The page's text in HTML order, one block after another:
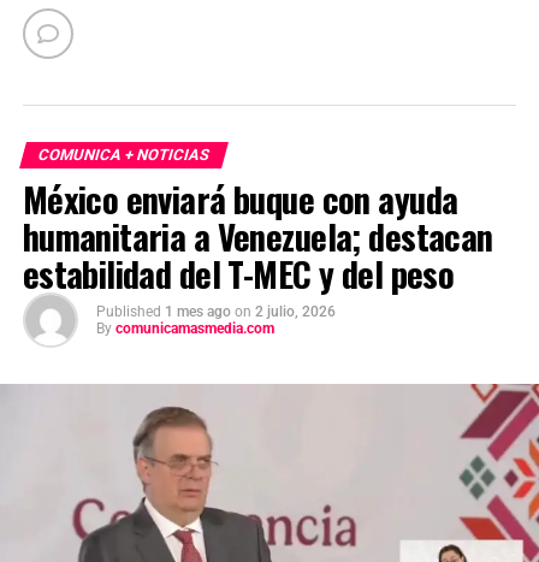
COMUNICA + NOTICIAS
México enviará buque con ayuda
humanitaria a Venezuela; destacan
estabilidad del T-MEC y del peso
Published 1 mes ago on 2 julio, 2026
By comunicamasmedia.com